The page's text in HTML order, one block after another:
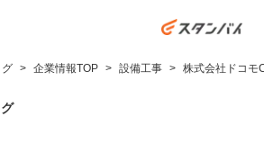
企業情報TOP 設備工事 株式会社ドコモ